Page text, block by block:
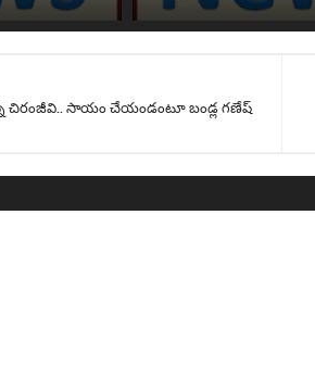
చిరంజీవి.. సాయం చేయండంటూ బండ్ల గణేష్